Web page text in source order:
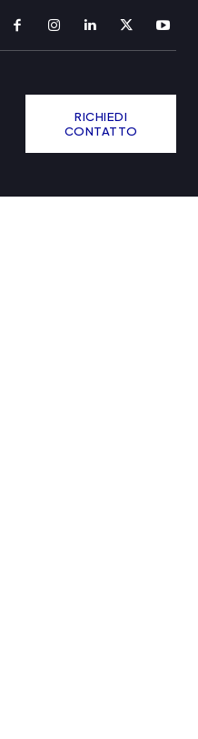
RICHIEDI
CONTATTO